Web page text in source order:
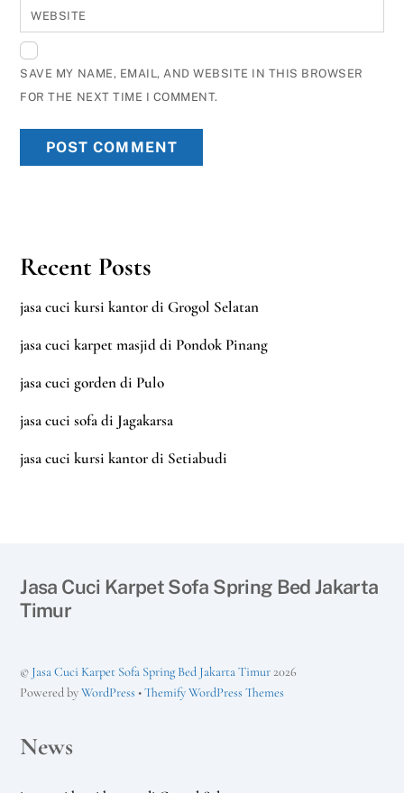
WEBSITE
SAVE MY NAME, EMAIL, AND WEBSITE IN THIS BROWSER
FOR THE NEXT TIME I COMMENT.
Recent Posts
jasa cuci kursi kantor di Grogol Selatan
jasa cuci karpet masjid di Pondok Pinang
jasa cuci gorden di Pulo
jasa cuci sofa di Jagakarsa
jasa cuci kursi kantor di Setiabudi
Jasa Cuci Karpet Sofa Spring Bed Jakarta
Timur
© Jasa Cuci Karpet Sofa Spring Bed Jakarta Timur2026
Powered byWordPress •Themify WordPress Themes
News